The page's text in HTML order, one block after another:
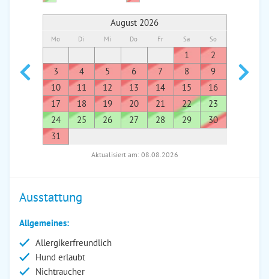
August 2026
Mo Di Mi Do Fr Sa So
1
2
3
4 5 6 7 8
9
10
11 12 13 14 15
16
17
18 19 20 21 22
23
24
25 26 27 28 29
30
31
7
Aktualisiert am: 08.08.2026
Ausstattung
Allgemeines:
Allergikerfreundlich
Hund erlaubt
Nichtraucher